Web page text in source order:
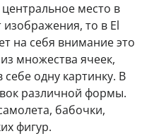
место в
то в El
на себя внимание это
множества ячеек,
одну картинку. В
различной формы.
бабочки,
фигур.